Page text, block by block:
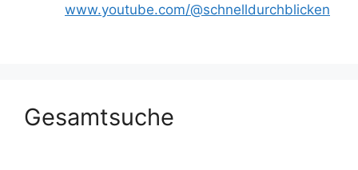
www.youtube.com/@schnelldurchblicken
Gesamtsuche